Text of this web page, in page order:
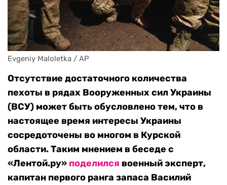
Evgeniy Maloletka / AP
Отсутствие достаточного количества
пехоты в рядах Вооруженных сил Украины
(ВСУ) может быть обусловлено тем, что в
настоящее время интересы Украины
сосредоточены во многом в Курской
области. Таким мнением в беседе с
«Лентой.ру» поделился военный эксперт,
капитан первого ранга запаса Василий